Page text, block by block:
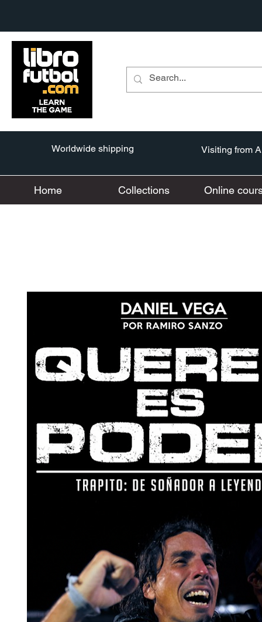
Worldwide shipping Visiting from
Home Collections Online